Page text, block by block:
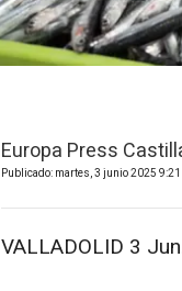
Europa Press
Publicado: martes, 3 junio 2025 9:21
VALLADOLID 3